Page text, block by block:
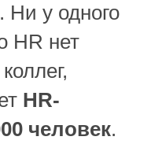
Ни у одного
HR нет
HR-
человек.